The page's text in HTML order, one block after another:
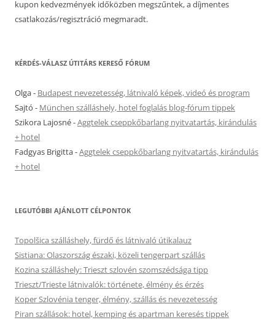
kupon kedvezmények időközben megszűntek, a díjmentes
csatlakozás/regisztráció megmaradt.
KÉRDÉS-VÁLASZ ÚTITÁRS KERESŐ FÓRUM
Olga- Budapest nevezetesség, látnivaló képek, videó és program
Sajtó - München szálláshely, hotel foglalás blog-fórum tippek
Szikora Lajosné-Aggtelek cseppkőbarlang nyitvatartás, kirándulás
+ hotel
Fadgyas Brigitta-Aggtelek cseppkőbarlang nyitvatartás, kirándulás
+ hotel
LEGUTÓBBI AJÁNLOTT CÉLPONTOK
Topolšica szálláshely, fürdő és látnivaló útikalauz
Sistiana: Olaszország északi, közeli tengerpart szállás
Kozina szálláshely: Trieszt szlovén szomszédsága tipp
Trieszt/Trieste látnivalók: története, élmény és érzés
Koper Szlovénia tenger, élmény, szállás és nevezetesség
Piran szállások: hotel, kemping és apartman keresés tippek